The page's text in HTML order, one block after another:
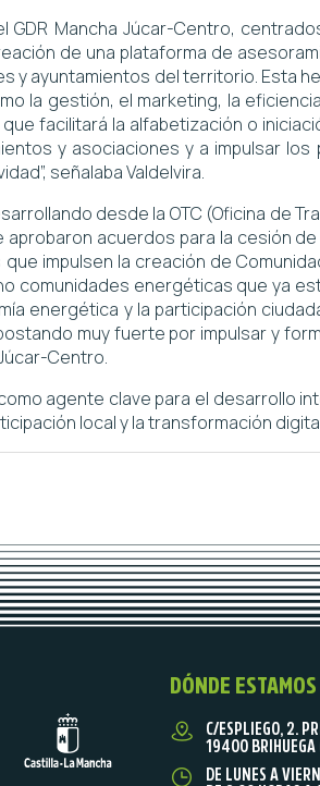
Mancha Júcar-Centro,
de una plataforma de
y ayuntamientos del territorio. Esta
la gestión, el marketing, la
facilitará la alfabetización o
y asociaciones y a impulsar
señalaba Valdelvira.
desde la OTC (Oficina de
acuerdos para la cesión
impulsen la creación de
comunidades energéticas que ya
energética y la participación
muy fuerte por impulsar y
Centro.
agente clave para el desarrollo
local y la transformación
DÓNDE ESTAMOS
C/ESPLIEGO, 2.
19400 BRIHUEGA
DE LUNES A